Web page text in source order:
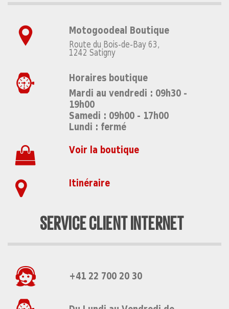
Motogoodeal Boutique
Route du Bois-de-Bay 63,
1242 Satigny
Horaires boutique
Mardi au vendredi : 09h30 -
19h00
Samedi : 09h00 - 17h00
Lundi : fermé
Voir la boutique
Itinéraire
SERVICE CLIENT INTERNET
+41 22 700 20 30